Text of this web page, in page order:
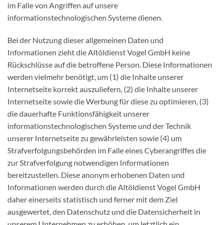
im Falle von Angriffen auf unsere
informationstechnologischen Systeme dienen.
Bei der Nutzung dieser allgemeinen Daten und
Informationen zieht die Altöldienst Vogel GmbH keine
Rückschlüsse auf die betroffene Person. Diese Informationen
werden vielmehr benötigt, um (1) die Inhalte unserer
Internetseite korrekt auszuliefern, (2) die Inhalte unserer
Internetseite sowie die Werbung für diese zu optimieren, (3)
die dauerhafte Funktionsfähigkeit unserer
informationstechnologischen Systeme und der Technik
unserer Internetseite zu gewährleisten sowie (4) um
Strafverfolgungsbehörden im Falle eines Cyberangriffes die
zur Strafverfolgung notwendigen Informationen
bereitzustellen. Diese anonym erhobenen Daten und
Informationen werden durch die Altöldienst Vogel GmbH
daher einerseits statistisch und ferner mit dem Ziel
ausgewertet, den Datenschutz und die Datensicherheit in